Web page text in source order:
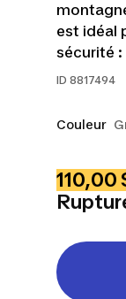
est idéal
sécurité :
ID 8817494
Couleur
110,00